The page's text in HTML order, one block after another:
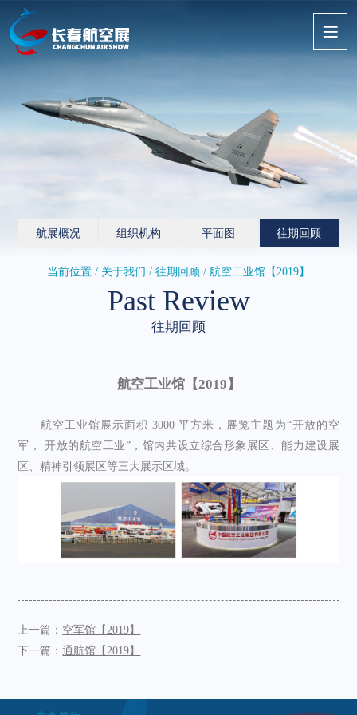
航展概况 组织机构 平面图 往期回顾
当前位置 / 关于我们 / 往期回顾 / 航空工业馆【2019】
Past Review
往期回顾
航空工业馆【2019】
航空工业馆展示面积 3000 平方米，展览主题为“开放的空
军，开放的航空工业”，馆内共设立综合形象展区、能力建设展
区、精神引领展区等三大展示区域。
上一篇： 空军馆【2019】
下一篇：通航馆【2019】